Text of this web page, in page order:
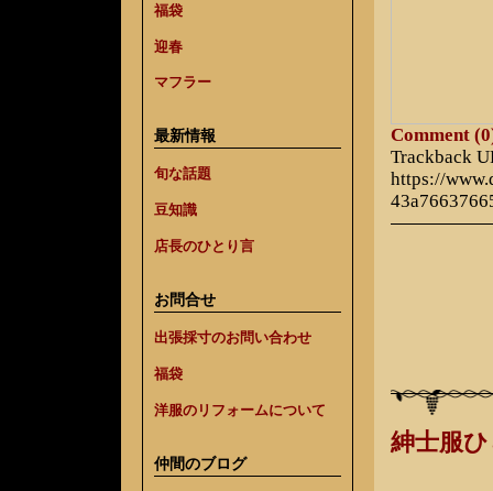
福袋
迎春
マフラー
最新情報
旬な話題
豆知識
店長のひとり言
お問合せ
出張採寸のお問い合わせ
福袋
洋服のリフォームについて
仲間のブログ
Comment
Trackback
https://
紳士服